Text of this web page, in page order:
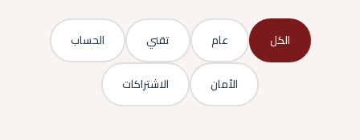
الكل عام تقني الحساب
الأمان الاشتراكات